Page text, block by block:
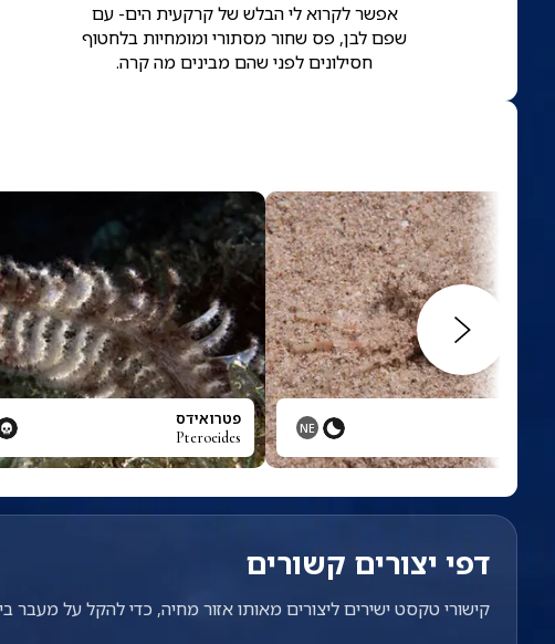
אפשר לקרוא לי הבלש של קרקעית הים- עם
שפם לבן, פס שחור מסתורי ומומחיות בלחטוף
חסילונים לפני שהם מבינים מה קרה.
NE פטרואידס
Pteroeides
דפי יצורים קשורים
קישורי טקסט ישירים ליצורים מאותו אזור מחיה, כדי להקל על מעבר